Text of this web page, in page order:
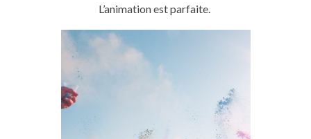
L’animation est parfaite.